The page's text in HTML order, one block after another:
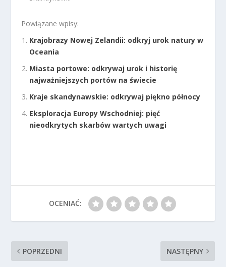
Powiązane wpisy:
Krajobrazy Nowej Zelandii: odkryj urok natury w
Oceania
Miasta portowe: odkrywaj urok i historię
najważniejszych portów na świecie
Kraje skandynawskie: odkrywaj piękno północy
Eksploracja Europy Wschodniej: pięć
nieodkrytych skarbów wartych uwagi
OCENIAĆ:
POPRZEDNI NASTĘPNY